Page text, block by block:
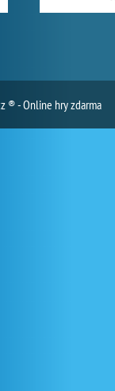
® - Online hry zdarma